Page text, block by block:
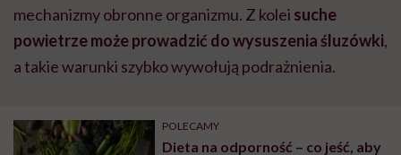
mechanizmy obronne organizmu. Z kolei suche
powietrze może prowadzić do wysuszenia śluzówki,
a takie warunki szybko wywołują podrażnienia.
POLECAMY
Dieta na odporność – co jeść, aby